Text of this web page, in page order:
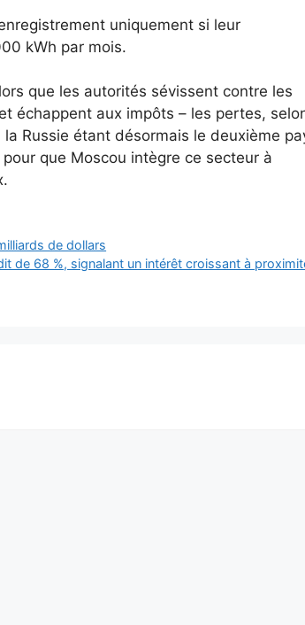
uniquement si leur
kWh par mois.
que les autorités sévissent contre les
échappent aux impôts – les pertes,
Russie étant désormais le deuxième
que Moscou intègre ce secteur à
de dollars
de 68 %, signalant un intérêt croissant à